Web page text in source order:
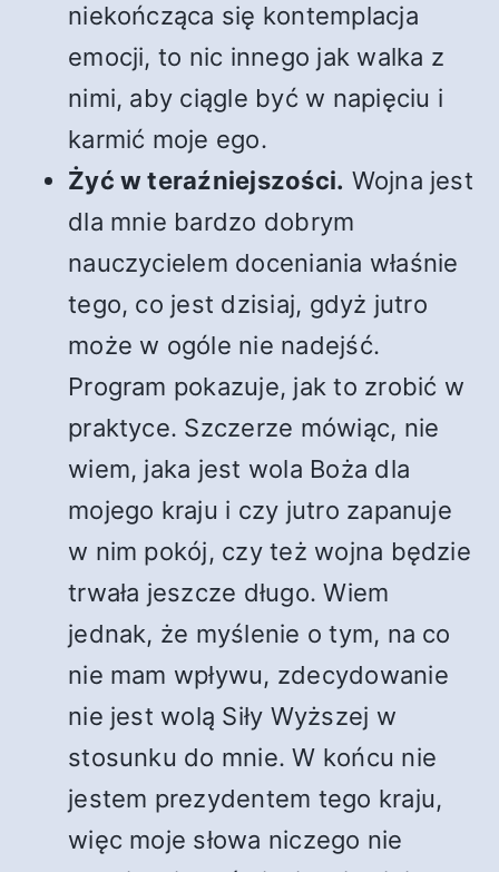
niekończąca się kontemplacja
emocji, to nic innego jak walka z
nimi, aby ciągle być w napięciu i
karmić moje ego.
Żyć w teraźniejszości. Wojna jest
dla mnie bardzo dobrym
nauczycielem doceniania właśnie
tego, co jest dzisiaj, gdyż jutro
może w ogóle nie nadejść.
Program pokazuje, jak to zrobić w
praktyce. Szczerze mówiąc, nie
wiem, jaka jest wola Boża dla
mojego kraju i czy jutro zapanuje
w nim pokój, czy też wojna będzie
trwała jeszcze długo. Wiem
jednak, że myślenie o tym, na co
nie mam wpływu, zdecydowanie
nie jest wolą Siły Wyższej w
stosunku do mnie. W końcu nie
jestem prezydentem tego kraju,
więc moje słowa niczego nie